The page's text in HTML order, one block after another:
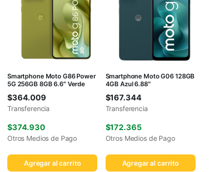
Smartphone Moto G86 Power
5G 256GB 8GB 6.6″ Verde
$364.009
Transferencia
$374.930
Otros Medios de Pago
Agregar al carrito
Smartphone Moto G06 128GB
4GB Azul 6.88″
$167.344
Transferencia
$172.365
Otros Medios de Pago
Agregar al carrito